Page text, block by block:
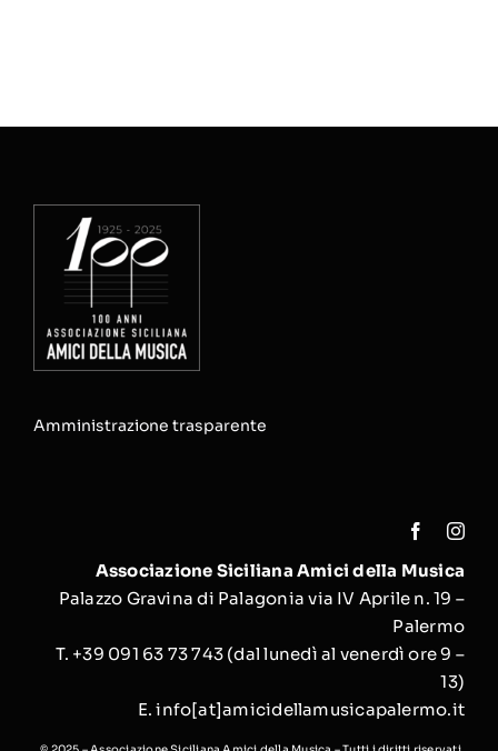
Amministrazione trasparente
Associazione Siciliana Amici della Musica
Palazzo Gravina di Palagonia via IV Aprile n. 19 –
Palermo
T. +39 091 63 73 743 (dal lunedì al venerdì ore 9 –
13)
E. info[at]amicidellamusicapalermo.it